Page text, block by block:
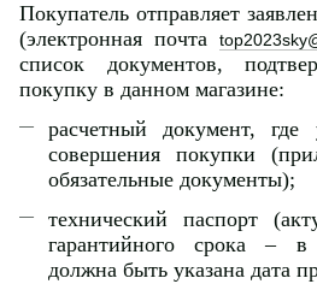
Покупатель отправляет
(электронная почта
список документов,
покупку в данном магазине:
расчетный документ, где
совершения покупки
обязательные документы);
технический паспорт
гарантийного срока – в
должна быть указана дата